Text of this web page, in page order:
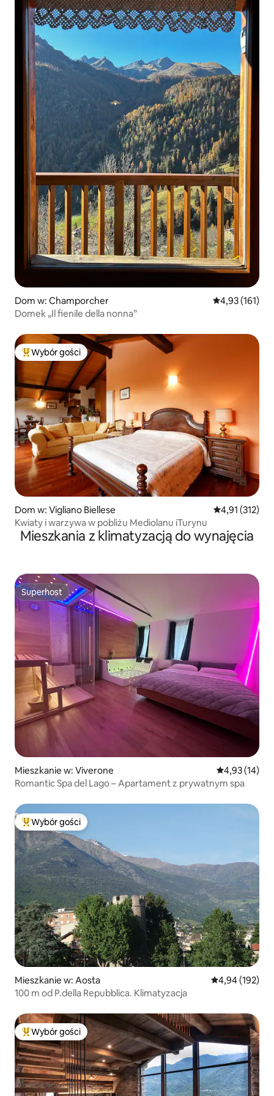
Dom w: Champorcher Średnia
4,93 (161)
Domek „Il fienile della nonna”
Najpopularniejsze z kategorii Wybór gości
Wybór gości
Dom w: Vigliano Biellese Średnia
4,91 (312)
Kwiaty i warzywa w pobliżu Mediolanu iTurynu
Mieszkania z klimatyzacją do wynajęcia
Superhost
Superhost
Mieszkanie w: Viverone Średnia
4,93 (14)
Romantic Spa del Lago – Apartament z prywatnym spa
Najpopularniejsze z kategorii Wybór gości
Wybór gości
Mieszkanie w: Aosta Średnia
4,94 (192)
100 m od P.della Repubblica. Klimatyzacja
Najpopularniejsze z kategorii Wybór gości
Wybór gości